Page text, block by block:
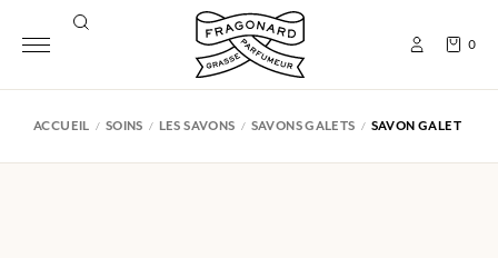
0
ACCUEIL SOINS LES SAVONS SAVONS GALETS SAVON GALET